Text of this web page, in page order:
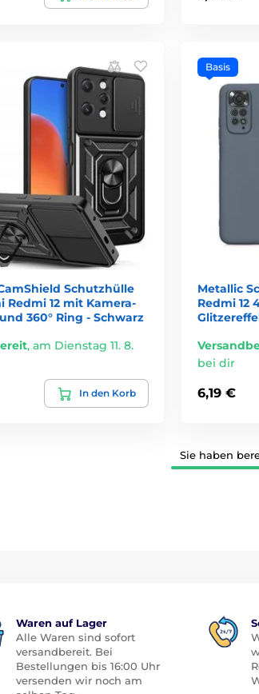
Schutzhülle
Redmi 12 mit Kamera-
360° Ring - Schwarz
, am Dienstag 11. 8.
In den Korb
Basis
Metallic
Redmi 12
bei dir
6,19 €
Sie haben
Waren auf Lager
Alle Waren sind sofort
versandbereit. Bei
Bestellungen bis 16:00 Uhr
versenden wir noch am